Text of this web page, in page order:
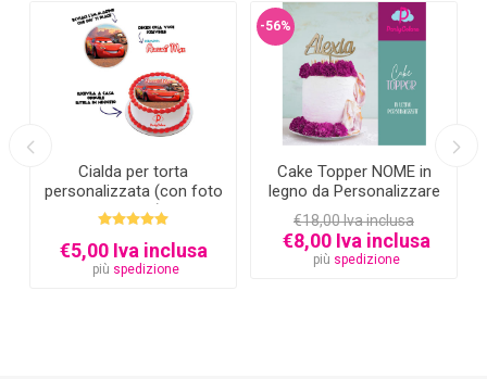
Cialda per torta
personalizzata (con foto
e testo)
€5,00 Iva inclusa
più spedizione
-56%
Cake Topper NOME in
legno da Personalizzare
€18,00 Iva inclusa
€8,00 Iva inclusa
più spedizione